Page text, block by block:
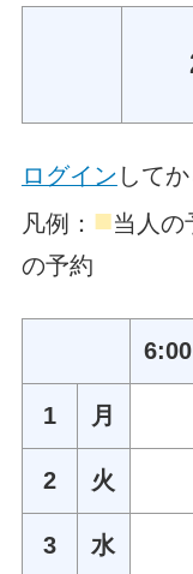
ログイン して
凡例： ■当人
の予約
1 月
2 火
3 水